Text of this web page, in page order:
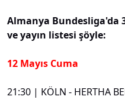
Almanya Bundesliga'da
ve yayın listesi şöyle:
12 Mayıs Cuma
21:30 | KÖLN - HERTHA